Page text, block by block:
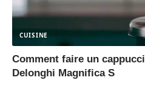
CUISINE
Comment faire un
Delonghi Magnifica S